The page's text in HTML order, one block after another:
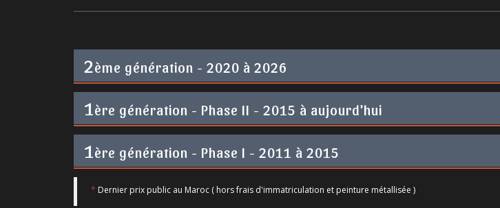
2ème génération - 2020 à 2026
1 ère génération - Phase II - 2015 à aujourd'hui
1 ère génération - Phase I - 2011 à 2015
* Dernier prix public au Maroc ( hors frais d'immatriculation et peinture métallisée )